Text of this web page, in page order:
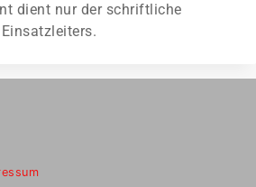
dient nur der schriftliche